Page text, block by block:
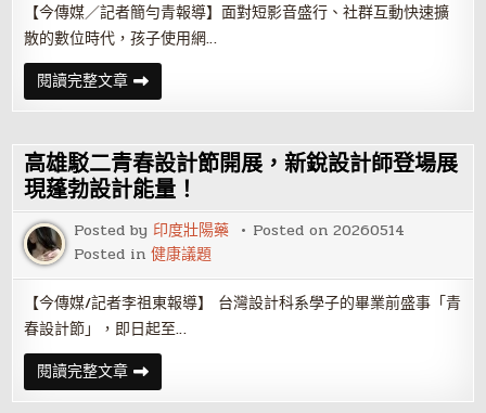
【今傳媒／記者簡勻青報導】面對短影音盛行、社群互動快速擴
散的數位時代，孩子使用網…
閱讀完整文章認
識
數
性
別
暴
力
與
AI
詐
騙
「家
窩
劇
團」
首
演
《網
路
危
機
高雄駁二青春設計節開展，新銳設計師登場展
現蓬勃設計能量！
Posted by 印度壯陽藥 Posted on20260514
Posted in健康議題
【今傳媒/記者李祖東報導】 台灣設計科系學子的畢業前盛事「青
春設計節」，即日起至…
閱讀完整文章高
雄
駁